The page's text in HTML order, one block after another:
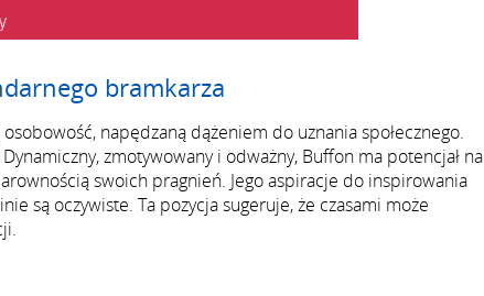
bramkarza
napędzaną dążeniem do uznania społecznego.
zmotywowany i odważny, Buffon ma potencjał na
swoich pragnień. Jego aspiracje do inspirowania
są oczywiste. Ta pozycja sugeruje, że czasami może